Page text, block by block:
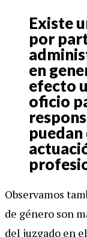
Existe
por
en
efecto
oficio
Observamos
de género son
del juzgado en